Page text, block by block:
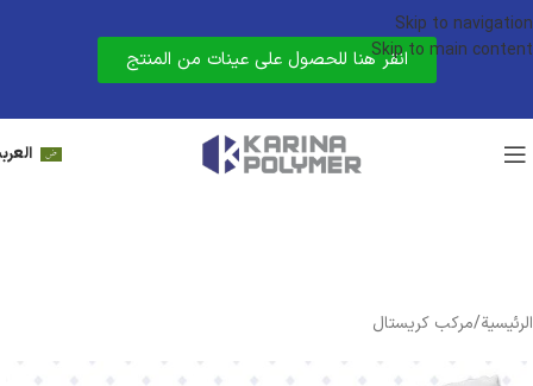
Skip to navigation
Skip to main contentانقر هنا للحصول على عينات من المنتج
الرئيسية/مركب كريستال